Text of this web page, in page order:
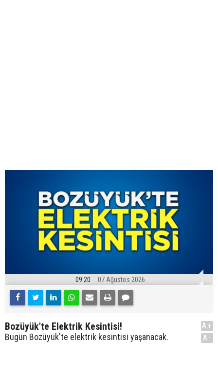
09:20 07 Ağustos 2026
Bozüyük'te Elektrik Kesintisi!
Bugün Bozüyük'te elektrik kesintisi yaşanacak.
A+
A-